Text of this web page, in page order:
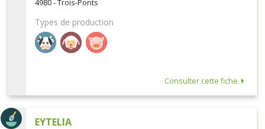
4980 - Trois-Ponts
Types de production
Consulter cette fiche
EYTELIA